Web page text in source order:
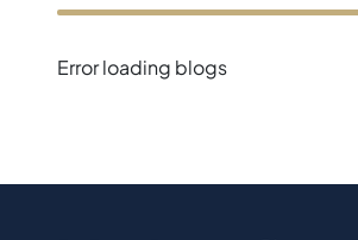
Error loading blogs